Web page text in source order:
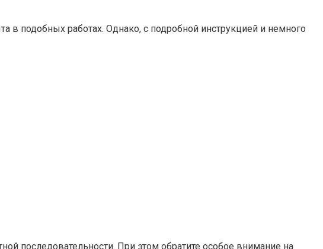
в подобных работах. Однако, с подробной инструкцией и немного
последовательности. При этом обратите особое внимание на